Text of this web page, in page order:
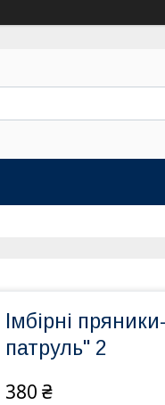
Імбірні
патруль" 2
380 ₴